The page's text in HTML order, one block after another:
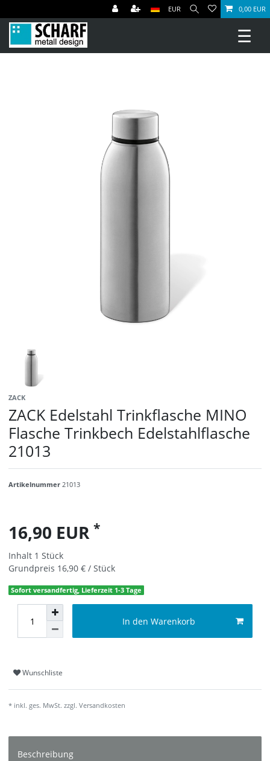
EUR 0,00 EUR
☰
ZACK
ZACK Edelstahl Trinkflasche MINO
Flasche Trinkbech Edelstahlflasche
21013
Artikelnummer 21013
16,90 EUR *
Inhalt 1 Stück
Grundpreis 16,90 € / Stück
Sofort versandfertig, Lieferzeit 1-3 Tage
In den Warenkorb
Wunschliste
* inkl. ges. MwSt. zzgl. Versandkosten
Beschreibung